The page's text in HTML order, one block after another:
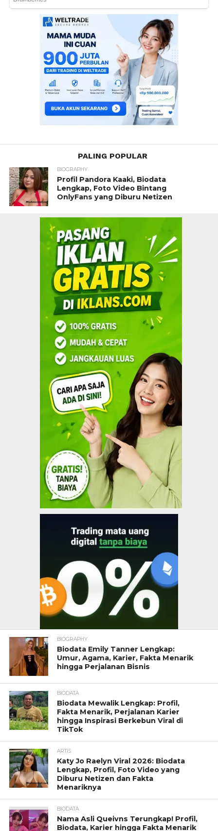
PALING POPULAR
BIOGRAPHY
Profil Pandora Kaaki, Biodata
Lengkap, Foto Video Bintang
OnlyFans yang Diburu Netizen
BIOGRAPHY
Biodata Emily Tanner Lengkap:
Umur, Agama, Karier, Fakta Menarik
hingga Perjalanan Bisnis
BIODATA
Biodata Mewalik Lengkap: Profil,
Fakta Menarik, Perjalanan Karier
hingga Inspirasi Berkebun Viral di
TikTok
ARTIS
Katy Jo Raelyn Viral 2026: Biodata
Lengkap, Profil, Foto Video yang
Diburu Netizen dan Fakta
Menariknya
BIODATA
Nama Asli Queivns Terungkap! Profil,
Biodata, Karier hingga Fakta Menarik